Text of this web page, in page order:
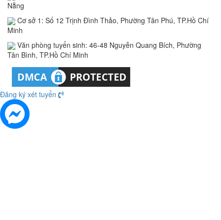
Nẵng
Cơ sở 1: Số 12 Trịnh Đình Thảo, Phường Tân Phú, TP.Hồ Chí
Minh
Văn phòng tuyển sinh: 46-48 Nguyễn Quang Bích, Phường
Tân Bình, TP.Hồ Chí Minh
Đăng ký xét tuyển